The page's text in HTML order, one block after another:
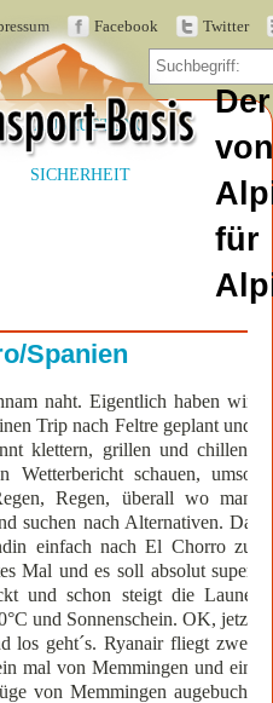
von
für
Facebook Twitter
AUSRÜSTUNG
SICHERHEIT
Spanien
naht. Eigentlich haben wir
Trip nach Feltre geplant und
klettern, grillen und chillen.
schauen, umso
Regen, überall wo man
suchen nach Alternativen. Da
einfach nach El Chorro zu
Mal und es soll absolut super
und schon steigt die Laune
und Sonnenschein. OK, jetzt
los geht´s. Ryanair fliegt zwei
mal von Memmingen und ein
von Memmingen augebucht